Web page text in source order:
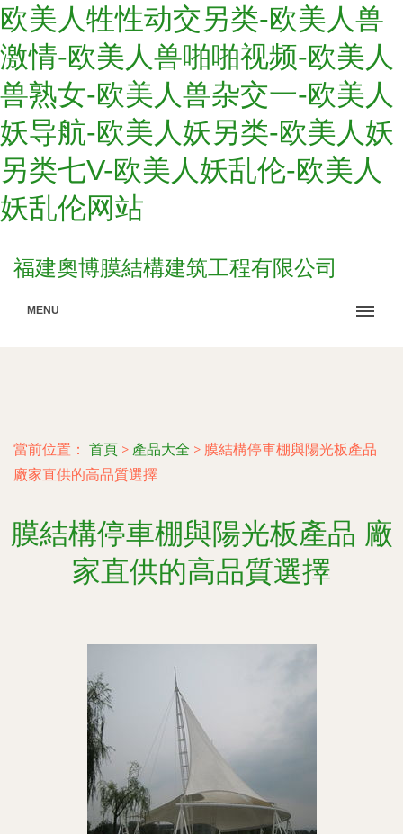
欧美人牲性动交另类-欧美人兽
激情-欧美人兽啪啪视频-欧美人
兽熟女-欧美人兽杂交一-欧美人
妖导航-欧美人妖另类-欧美人妖
另类七V-欧美人妖乱伦-欧美人
妖乱伦网站
福建奧博膜結構建筑工程有限公司
MENU
當前位置： 首頁 > 產品大全 > 膜結構停車棚與陽光板產品
廠家直供的高品質選擇
膜結構停車棚與陽光板產品 廠
家直供的高品質選擇